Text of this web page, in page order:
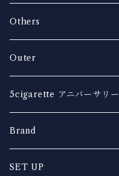
Others
music
Outer
5cigarette アニバーサリー
Brand
OLDMAN on velvet
SET UP